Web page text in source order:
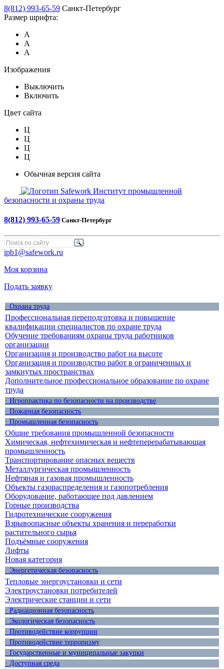
8(812) 993-65-59 Санкт-Петербург
Размер шрифта:
А
А
А
Изображения
Выключить
Включить
Цвет сайта
Ц
Ц
Ц
Ц
Обычная версия сайта
Safework Институт промышленной
безопасности и охраны труда
8(812) 993-65-59 Санкт-Петербург
ipb1@safework.ru
Моя корзина
Подать заявку
· Охрана труда
Профессиональная переподготовка и повышение
квалификации специалистов по охране труда
Обучение требованиям охраны труда работников
организации
Организация и производство работ на высоте
Организация и производство работ в ограниченных и
замкнутых пространствах
Дополнительное профессиональное образование по охране
труда
· Игропрактика по безопасности на производстве
· Пожарная безопасность
· Промышленная безопасность
Общие требования промышленной безопасности
Химическая, нефтехимическая и нефтеперерабатывающая
промышленность
Транспортирование опасных веществ
Металлургическая промышленность
Нефтяная и газовая промышленность
Объекты газораспределения и газопотребления
Оборудование, работающее под давлением
Горные производства
Гидротехнические сооружения
Взрывоопасные объекты хранения и переработки
растительного сырья
Подъёмные сооружения
Лифты
Новая категория
· Энергетическая безопасность
Тепловые энергоустановки и сети
Электроустановки потребителей
Электрические станции и сети
· Радиационная безопасность
· Экологическая безопасность
· Противодействие коррупции
· Противодействие терроризму
· Государственные и муниципальные закупки
· Доступная среда